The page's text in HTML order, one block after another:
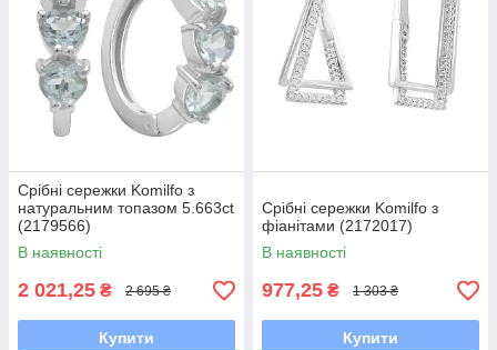
Срібні сережки Komilfo з
натуральним топазом 5.663ct
(2179566)
В наявності
2 021,25 ₴ 2 695 ₴
Купити
Срібні сережки Komilfo з
фіанітами (2172017)
В наявності
977,25 ₴ 1 303 ₴
Купити